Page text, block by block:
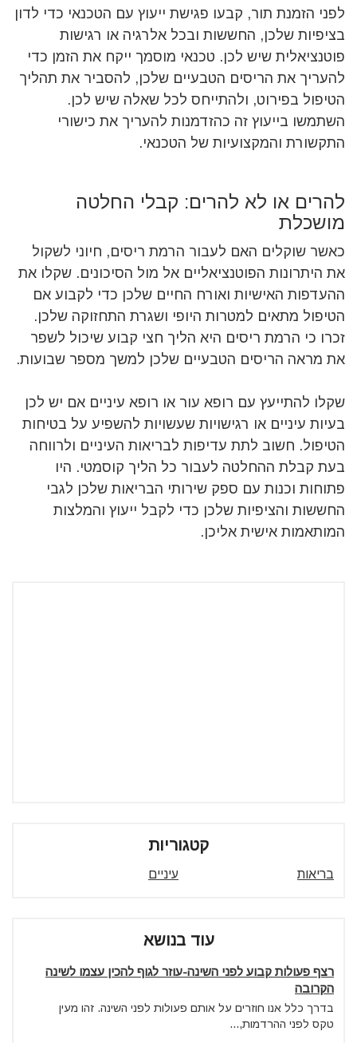
לפני הזמנת תור, קבעו פגישת ייעוץ עם הטכנאי כדי לדון
בציפיות שלכן, החששות ובכל אלרגיה או רגישות
פוטנציאלית שיש לכן. טכנאי מוסמך ייקח את הזמן כדי
להעריך את הריסים הטבעיים שלכן, להסביר את תהליך
הטיפול בפירוט, ולהתייחס לכל שאלה שיש לכן.
השתמשו בייעוץ זה כהזדמנות להעריך את כישורי
התקשורת והמקצועיות של הטכנאי.
להרים או לא להרים: קבלי החלטה
מושכלת
כאשר שוקלים האם לעבור הרמת ריסים, חיוני לשקול
את היתרונות הפוטנציאליים אל מול הסיכונים. שקלו את
ההעדפות האישיות ואורח החיים שלכן כדי לקבוע אם
הטיפול מתאים למטרות היופי ושגרת התחזוקה שלכן.
זכרו כי הרמת ריסים היא הליך חצי קבוע שיכול לשפר
את מראה הריסים הטבעיים שלכן למשך מספר שבועות.
שקלו להתייעץ עם רופא עור או רופא עיניים אם יש לכן
בעיות עיניים או רגישויות שעשויות להשפיע על בטיחות
הטיפול. חשוב לתת עדיפות לבריאות העיניים ולרווחה
בעת קבלת ההחלטה לעבור כל הליך קוסמטי. היו
פתוחות וכנות עם ספק שירותי הבריאות שלכן לגבי
החששות והציפיות שלכן כדי לקבל ייעוץ והמלצות
המותאמות אישית אליכן.
קטגוריות
בריאות עיניים
עוד בנושא
רצף פעולות קבוע לפני השינה-עוזר לגוף להכין עצמו לשינה
הקרובה
בדרך כלל אנו חוזרים על אותם פעולות לפני השינה. זהו מעין
טקס לפני ההרדמות,...